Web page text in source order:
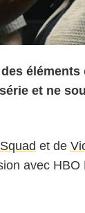
éléments
et ne
et de
avec